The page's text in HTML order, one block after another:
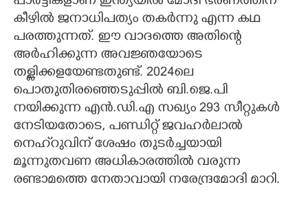
കീഴിൽ ജനാധിപത്യം തകർന്നു എന്ന കഥ
പരത്തുന്നത്. ഈ വാദത്തെ അതിന്റെ
അർഹിക്കുന്ന അവജ്ഞയോടെ
തള്ളിക്കളയേണ്ടതുണ്ട്. ​2024ലെ
പൊതുതിരഞ്ഞെടുപ്പിൽ ബി.ജെ.പി
നയിക്കുന്ന എൻ.ഡി.എ സഖ്യം 293 സീറ്റുകൾ
നേടിയതോടെ, പണ്ഡിറ്റ് ജവഹർലാൽ
നെഹ്‌റുവിന് ശേഷം തുടർച്ചയായി
മൂന്നുതവണ അധികാരത്തിൽ വരുന്ന
രണ്ടാമത്തെ നേതാവായി നരേന്ദ്രമോദി മാറി.